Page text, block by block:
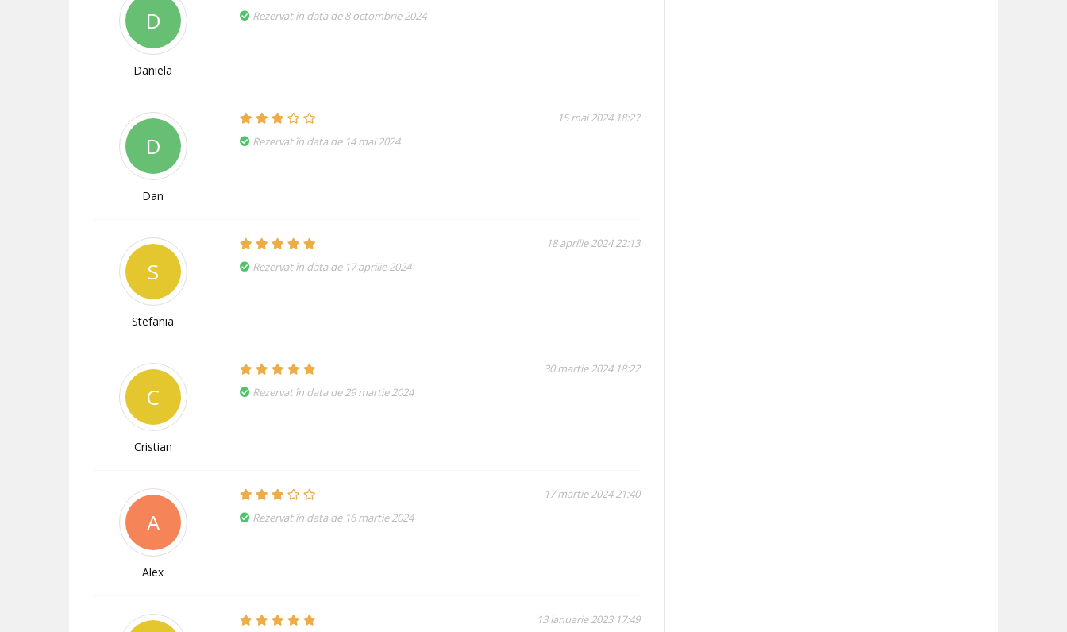
D
Daniela
Rezervat în data de 8 octombrie 2024
D
Dan
15 mai 2024 18:27
Rezervat în data de 14 mai 2024
S
Stefania
18 aprilie 2024 22:13
Rezervat în data de 17 aprilie 2024
C
Cristian
30 martie 2024 18:22
Rezervat în data de 29 martie 2024
A
Alex
17 martie 2024 21:40
Rezervat în data de 16 martie 2024
13 ianuarie 2023 17:49